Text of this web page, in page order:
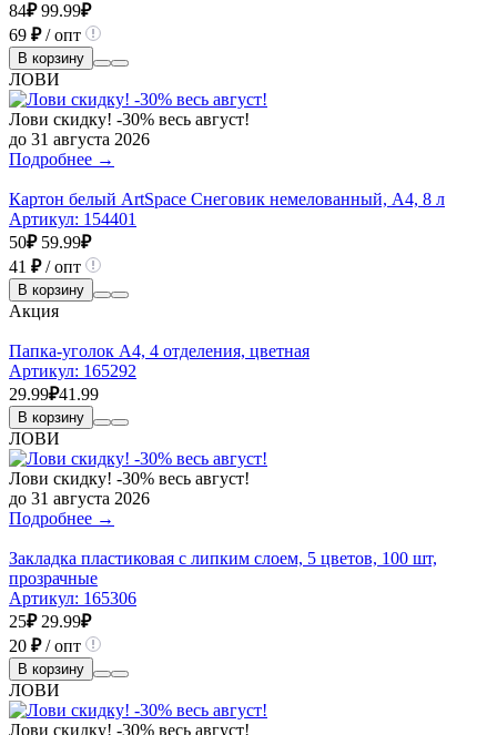
84₽ 99.99₽
69 ₽/ опт
В корзину
ЛОВИ
Лови скидку! -30% весь август!
до 31 августа 2026
Подробнее →
Картон белый ArtSpace Снеговик немелованный, А4, 8 л
Артикул: 154401
50₽ 59.99₽
41 ₽/ опт
В корзину
Акция
Папка-уголок А4, 4 отделения, цветная
Артикул: 165292
29.99₽41.99
В корзину
ЛОВИ
Лови скидку! -30% весь август!
до 31 августа 2026
Подробнее →
Закладка пластиковая с липким слоем, 5 цветов, 100 шт,
прозрачные
Артикул: 165306
25₽ 29.99₽
20 ₽/ опт
В корзину
ЛОВИ
Лови скидку! -30% весь август!